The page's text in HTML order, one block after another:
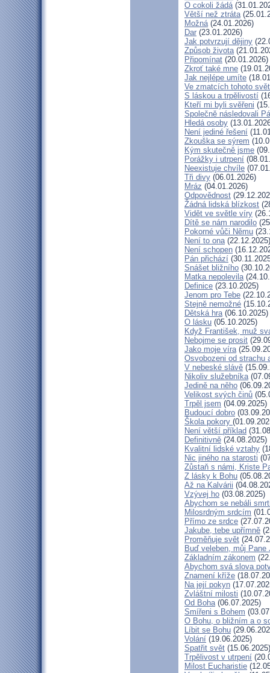
O cokoli žádá
Větší než ztráta
Možná(24.01.2026)
Dar (23.01.2026)
Jak potvrzují dějiny
Způsob života
Připomínat (20.01.2026)
Zkroť také mne
Jak nejlépe umíte
Ve zmatcích tohoto
S láskou a trpělivostí
Kteří mi byli svěřeni
Společně následovali
Hledá osoby
Není jediné řešení
Zkouška se sýrem
Kým skutečně jsme
Porážky i utrpení
Neexistuje chvíle
Tři divy (06.01.2026)
Mráz (04.01.2026)
Odpovědnost
Žádná lidská blízkost
Vidět ve světle víry
Dítě se nám narodilo
Pokorné vůči Němu
Není to ona(22.12.2025)
Není schopen
Pán přichází
Snášet bližního
Matka nepolevila
Definice (23.10.2025)
Jenom pro Tebe
Stejně nemožné
Dětská hra(06.10.2025)
O lásku (05.10.2025)
Když František, muž
Nebojme se prosit
Jako moje víra
Osvobozeni od strachu
V nebeské slávě
Nikoliv služebníka
Jedině na něho
Velikost svých činů
Trpěl jsem (04.09.2025)
Budoucí dobro
Škola pokory
Není větší příklad
Definitivně (24.08.2025)
Kvalitní lidské vztahy
Nic jiného na starosti
Zůstaň s námi, Kriste
Z lásky k Bohu
Až na Kalvárii
Vzývej ho (03.08.2025)
Abychom se nebáli
Milosrdným srdcím
Přímo ze srdce
Jakube, tebe upřímně
Proměňuje svět
Buď veleben, můj
Základním zákonem
Abychom svá slova
Znamení kříže
Na její pokyn
Zvláštní milosti
Od Boha(06.07.2025)
Smířeni s Bohem
O Bohu, o bližním a o
Líbit se Bohu
Volání (19.06.2025)
Spatřit svět (15.06.2025)
Trpělivost v utrpení
Milost Eucharistie